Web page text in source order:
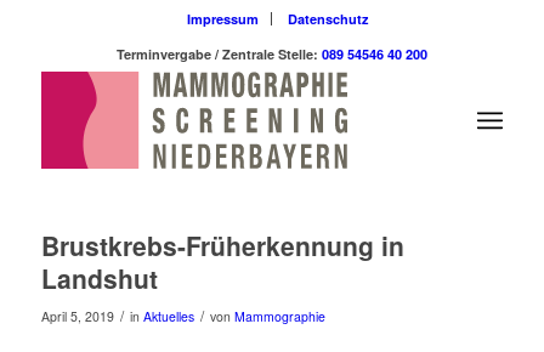
Impressum
Datenschutz
Terminvergabe / Zentrale Stelle: 089 54546 40 200
Brustkrebs-Früherkennung in
Landshut
April 5, 2019 / in Aktuelles / von Mammographie